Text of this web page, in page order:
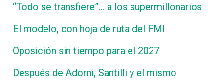
“Todo se transfiere”… a los supermillonarios
El modelo, con hoja de ruta del FMI
Oposición sin tiempo para el 2027
Después de Adorni, Santilli y el mismo